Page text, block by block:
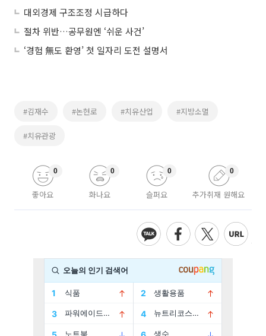
대외경제 구조조정 시급하다
절차 위반…공무원엔 ‘쉬운 사건’
‘경험 無도 환영’ 첫 일자리 도전 설명서
#김재수 #논현로 #치유산업 #지방소멸
#치유관광
좋아요
0
화나요
0
슬퍼요
0
추가취재 원해요
0